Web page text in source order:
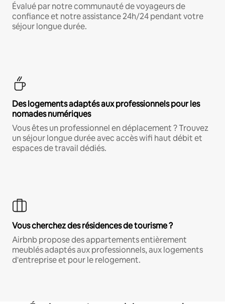
Évalué par notre communauté de voyageurs de
confiance et notre assistance 24h/24 pendant votre
séjour longue durée.
Des logements adaptés aux professionnels pour les
nomades numériques
Vous êtes un professionnel en déplacement ? Trouvez
un séjour longue durée avec accès wifi haut débit et
espaces de travail dédiés.
Vous cherchez des résidences de tourisme ?
Airbnb propose des appartements entièrement
meublés adaptés aux professionnels, aux logements
d'entreprise et pour le relogement.